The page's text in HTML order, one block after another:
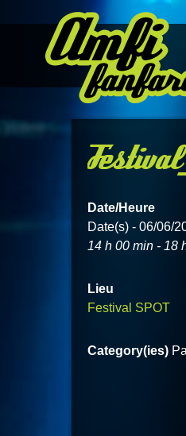
Date/Heure
Date(s) - 06/06/
14 h 00 min - 18
Lieu
Festival SPOT
Category(ies)